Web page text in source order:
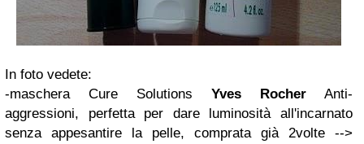
In foto vedete:
-maschera Cure Solutions Yves Rocher Anti-
aggressioni, perfetta per dare luminosità all'incarnato
senza appesantire la pelle, comprata già 2volte -->